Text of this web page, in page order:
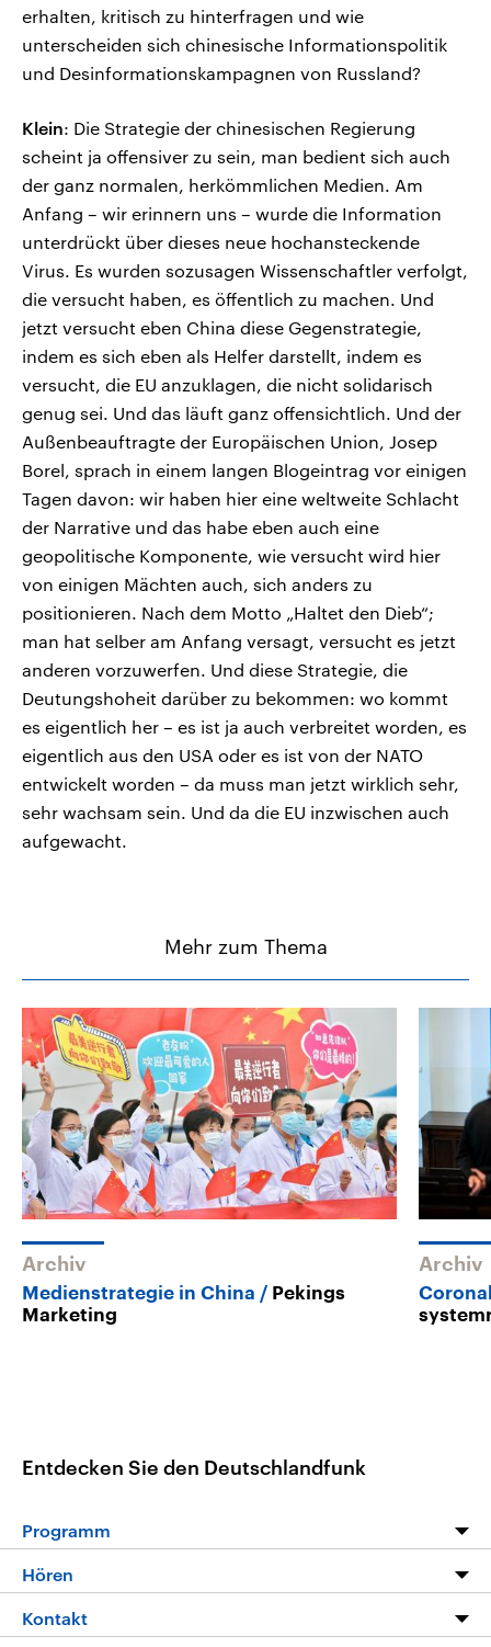
erhalten, kritisch zu hinterfragen und wie
unterscheiden sich chinesische Informationspolitik
und Desinformationskampagnen von Russland?
Klein: Die Strategie der chinesischen Regierung
scheint ja offensiver zu sein, man bedient sich auch
der ganz normalen, herkömmlichen Medien. Am
Anfang – wir erinnern uns – wurde die Information
unterdrückt über dieses neue hochansteckende
Virus. Es wurden sozusagen Wissenschaftler verfolgt,
die versucht haben, es öffentlich zu machen. Und
jetzt versucht eben China diese Gegenstrategie,
indem es sich eben als Helfer darstellt, indem es
versucht, die EU anzuklagen, die nicht solidarisch
genug sei. Und das läuft ganz offensichtlich. Und der
Außenbeauftragte der Europäischen Union, Josep
Borel, sprach in einem langen Blogeintrag vor einigen
Tagen davon: wir haben hier eine weltweite Schlacht
der Narrative und das habe eben auch eine
geopolitische Komponente, wie versucht wird hier
von einigen Mächten auch, sich anders zu
positionieren. Nach dem Motto „Haltet den Dieb“;
man hat selber am Anfang versagt, versucht es jetzt
anderen vorzuwerfen. Und diese Strategie, die
Deutungshoheit darüber zu bekommen: wo kommt
es eigentlich her – es ist ja auch verbreitet worden, es
eigentlich aus den USA oder es ist von der NATO
entwickelt worden – da muss man jetzt wirklich sehr,
sehr wachsam sein. Und da die EU inzwischen auch
aufgewacht.
Mehr zum Thema
Archiv
Medienstrategie in China
Pekings
Marketing
Archiv
Entdecken Sie den Deutschlandfunk
Programm
Programm
Die Nachrichten
Hören
Livestream
Kontakt